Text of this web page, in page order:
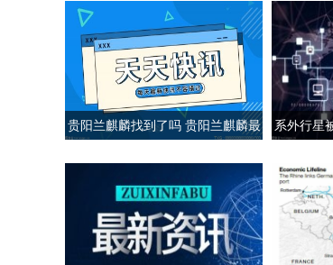
贵阳兰麒麟找到了吗 贵阳兰麒麟最
系外行星